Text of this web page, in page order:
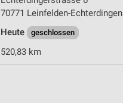
70771 Leinfelden-Echterdingen
Heute
geschlossen
520,83 km